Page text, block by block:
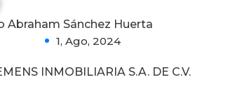
Abraham Sánchez Huerta
1, Ago, 2024
INMOBILIARIA S.A. DE C.V.